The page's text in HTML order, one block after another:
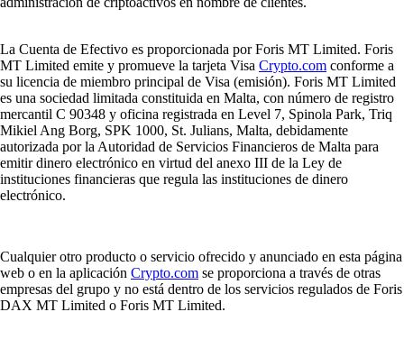
La Cuenta de Efectivo es proporcionada por Foris MT Limited. Foris
MT Limited emite y promueve la tarjeta Visa Crypto.com conforme a
su licencia de miembro principal de Visa (emisión). Foris MT Limited
es una sociedad limitada constituida en Malta, con número de registro
mercantil C 90348 y oficina registrada en Level 7, Spinola Park, Triq
Mikiel Ang Borg, SPK 1000, St. Julians, Malta, debidamente
autorizada por la Autoridad de Servicios Financieros de Malta para
emitir dinero electrónico en virtud del anexo III de la Ley de
instituciones financieras que regula las instituciones de dinero
electrónico.
Cualquier otro producto o servicio ofrecido y anunciado en esta página
web o en la aplicación Crypto.com se proporciona a través de otras
empresas del grupo y no está dentro de los servicios regulados de Foris
DAX MT Limited o Foris MT Limited.